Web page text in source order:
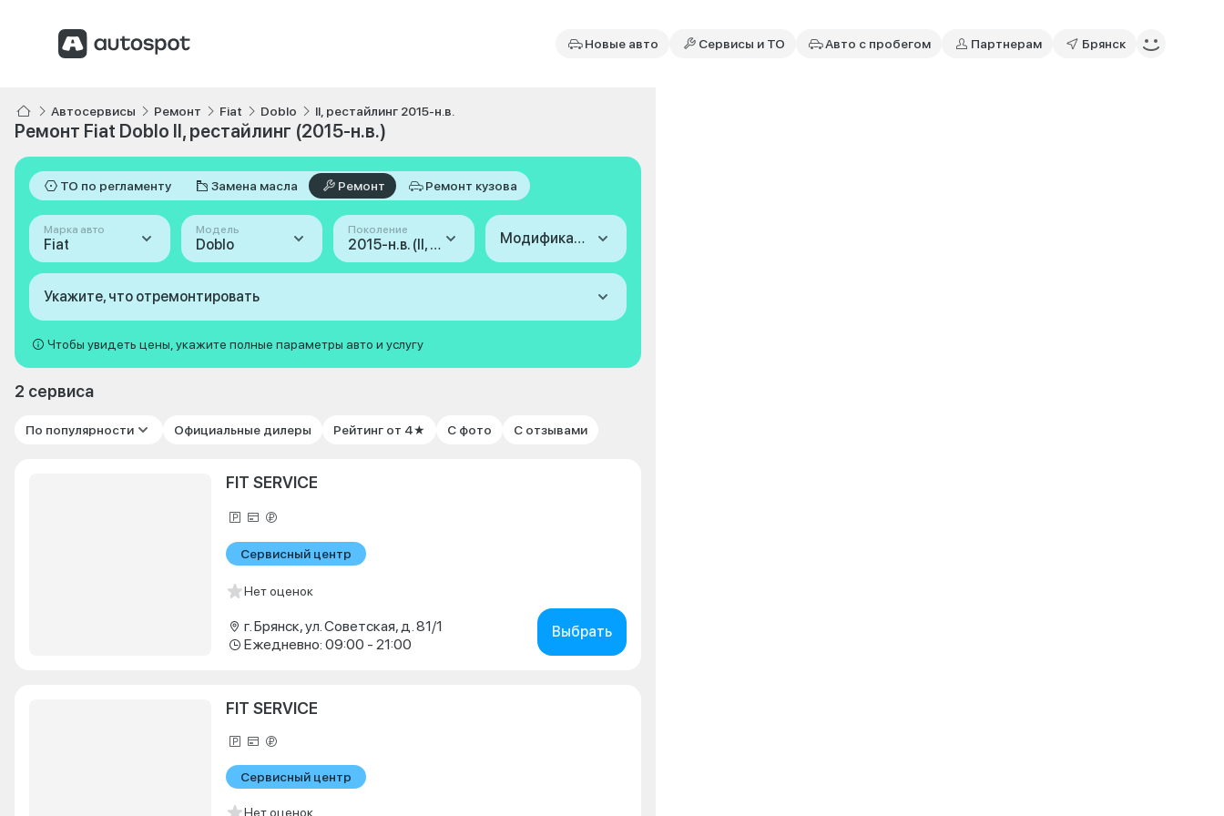
Новые авто Сервисы и ТО Авто с пробегом Партнерам Брянск
Автосервисы Ремонт Fiat Doblo II, рестайлинг 2015-н.в.
Ремонт Fiat Doblo II, рестайлинг (2015-н.в.)
ТО по регламенту Замена масла Ремонт Ремонт кузова
Марка авто
Fiat
Модель
Doblo
Поколение
2015-н.в. (II, рестайлинг) Модификация
Укажите, что отремонтировать
Чтобы увидеть цены, укажите полные параметры авто и услугу
2 сервиса
По популярности Официальные дилеры Рейтинг от 4★ С фото С отзывами
FIT SERVICE
Сервисный центр
Нет оценок
г. Брянск, ул. Советская, д. 81/1
Ежедневно: 09:00 - 21:00
Выбрать
FIT SERVICE
Сервисный центр
Нет оценок